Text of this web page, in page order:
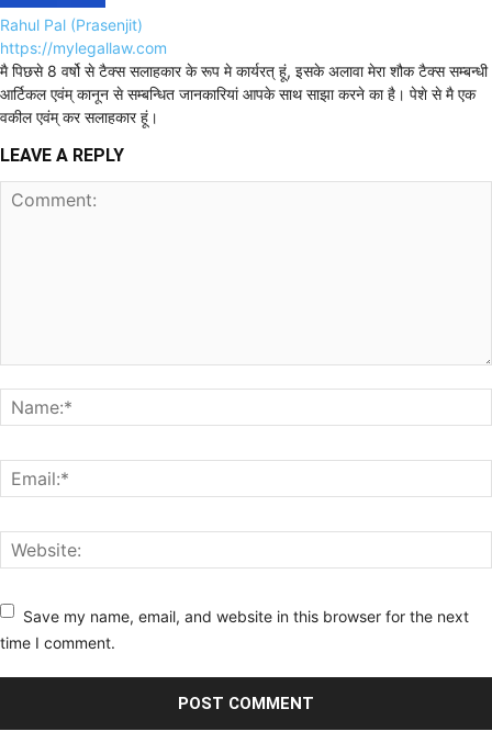
Rahul Pal (Prasenjit)
https://mylegallaw.com
मै पिछसे 8 वर्षो से टैक्स सलाहकार के रूप मे कार्यरत् हूं, इसके अलावा मेरा शौक टैक्स सम्बन्धी
आर्टिकल एवंम् कानून से सम्बन्धित जानकारियां आपके साथ साझा करने का है। पेशे से मै एक
वकील एवंम् कर सलाहकार हूं।
LEAVE A REPLY
Save my name, email, and website in this browser for the next
time I comment.